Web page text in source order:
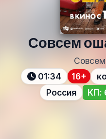
Совсем
01:34
16+
Россия
КП: